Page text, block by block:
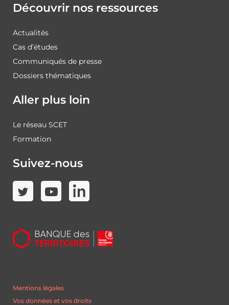
Découvrir nos ressources
Actualités
Cas d’études
Communiqués de presse
Dossiers thématiques
Aller plus loin
Le réseau SCET
Formation
Suivez-nous
Mentions légales
Vos données et vos droits